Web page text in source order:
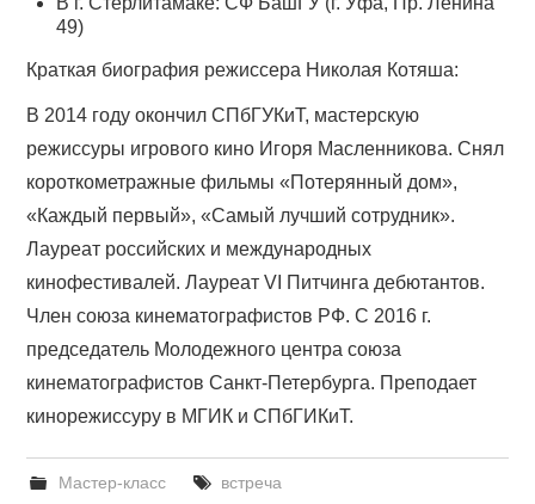
49)
Краткая биография режиссера Николая Котяша:
В 2014 году окончил СПбГУКиТ, мастерскую
режиссуры игрового кино Игоря Масленникова. Снял
короткометражные фильмы «Потерянный дом»,
«Каждый первый», «Самый лучший сотрудник».
Лауреат российских и международных
кинофестивалей. Лауреат VI Питчинга дебютантов.
Член союза кинематографистов РФ. С 2016 г.
председатель Молодежного центра союза
кинематографистов Санкт-Петербурга. Преподает
кинорежиссуру в МГИК и СПбГИКиТ.
Мастер-класс встреча